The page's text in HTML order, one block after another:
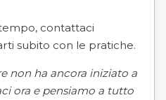
contattaci
subito con le pratiche.
non ha ancora iniziato a
ora e pensiamo a tutto